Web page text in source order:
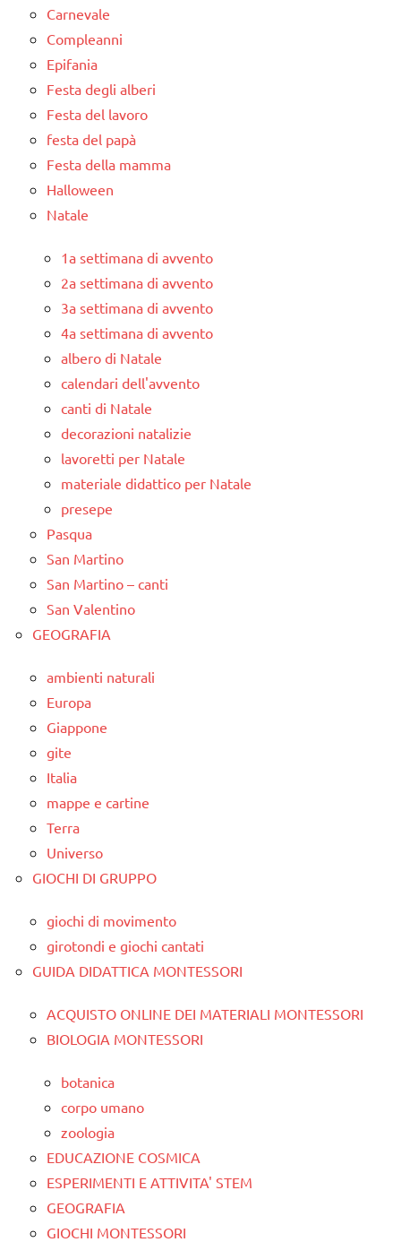
Carnevale
Compleanni
Epifania
Festa degli alberi
Festa del lavoro
festa del papà
Festa della mamma
Halloween
Natale
1a settimana di avvento
2a settimana di avvento
3a settimana di avvento
4a settimana di avvento
albero di Natale
calendari dell'avvento
canti di Natale
decorazioni natalizie
lavoretti per Natale
materiale didattico per Natale
presepe
Pasqua
San Martino
San Martino – canti
San Valentino
GEOGRAFIA
ambienti naturali
Europa
Giappone
gite
Italia
mappe e cartine
Terra
Universo
GIOCHI DI GRUPPO
giochi di movimento
girotondi e giochi cantati
GUIDA DIDATTICA MONTESSORI
ACQUISTO ONLINE DEI MATERIALI MONTESSORI
BIOLOGIA MONTESSORI
botanica
corpo umano
zoologia
EDUCAZIONE COSMICA
ESPERIMENTI E ATTIVITA' STEM
GEOGRAFIA
GIOCHI MONTESSORI